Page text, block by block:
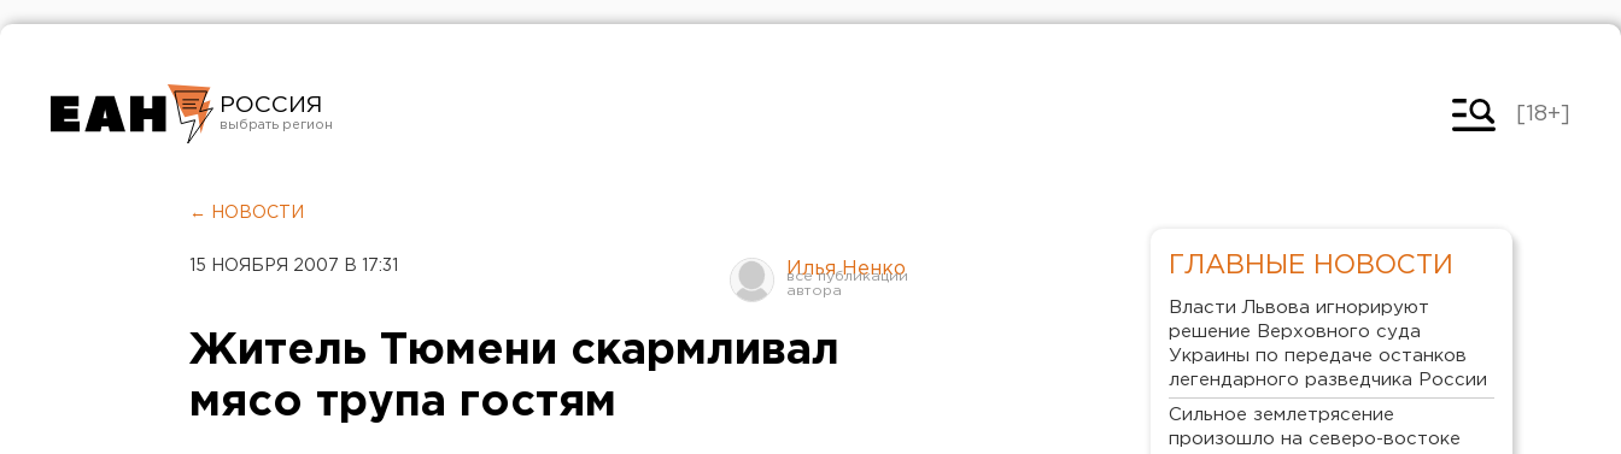
РОССИЯ
Челябинск
[18+]
← НОВОСТИ
15 НОЯБРЯ 2007 В 17:31 Илья Ненко
Житель Тюмени скармливал
мясо трупа гостям
ГЛАВНЫЕ НОВОСТИ
Власти Львова игнорируют
решение Верховного суда
Украины по передаче останков
легендарного разведчика России
Сильное землетрясение
произошло на северо-востоке